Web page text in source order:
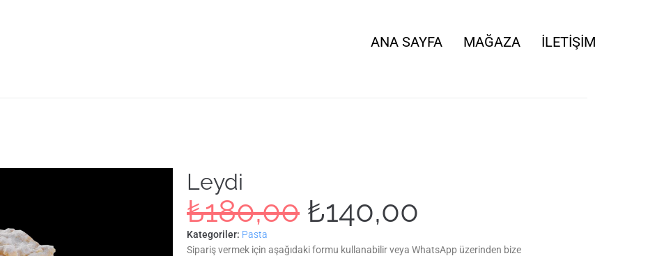
ANA SAYFA MAĞAZA İLETIŞIM
Leydi
₺180,00 ₺140,00
Kategoriler: Pasta
Sipariş vermek için aşağıdaki formu kullanabilir veya WhatsApp üzerinden bize